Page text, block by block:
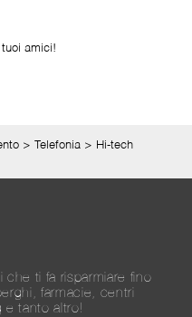
tuoi amici!
> Telefonia > Hi-tech
ti fa risparmiare fino
farmacie, centri
e tanto altro!